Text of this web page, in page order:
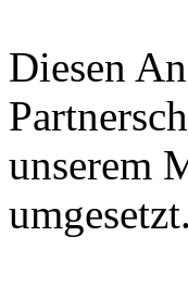
Diesen
unserem
umgesetzt.